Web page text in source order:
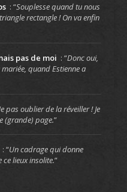
: “Souplesse quand tu nous
rectangle ! On va enfin
pas de moi : “Donc oui,
quand Estienne a
pas oublier de la réveiller ! Je
(grande) page.”
: “Un cadrage qui donne
ce lieux insolite.”